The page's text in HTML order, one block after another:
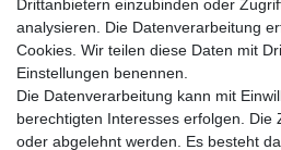
© Copyright 2026 Ripos24| Alle
Drittanbietern einzubinden oder
analysieren. Die Datenverarbeitung
Cookies. Wir teilen diese Daten mit
Einstellungen benennen.
Die Datenverarbeitung kann mit
berechtigten Interesses erfolgen. Die
oder abgelehnt werden. Es besteht